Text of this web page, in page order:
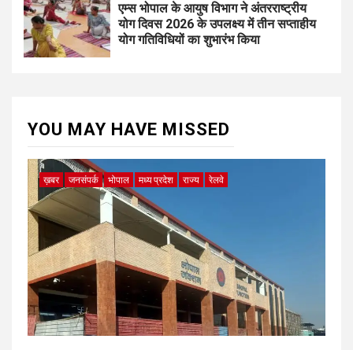
एम्स भोपाल के आयुष विभाग ने अंतरराष्ट्रीय
योग दिवस 2026 के उपलक्ष्य में तीन सप्ताहीय
योग गतिविधियों का शुभारंभ किया
YOU MAY HAVE MISSED
ख़बर जनसंपर्क भोपाल मध्य प्रदेश राज्य रेलवे